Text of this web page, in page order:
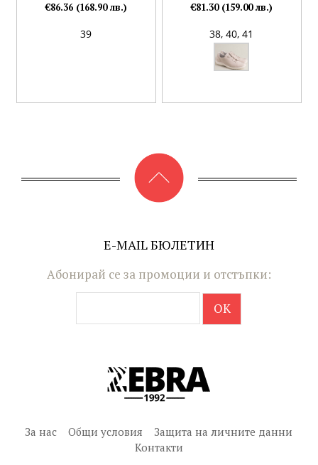
39
€86.36 (168.90 лв.)
38,40,41
€81.30 (159.00 лв.)
E-MAIL БЮЛЕТИН
Абонирай се за промоции и отстъпки:
За нас Общи условия
Защита на личните данни
Контакти